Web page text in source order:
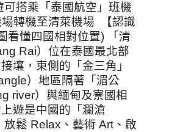
搭乘「泰國航空」班機
轉機至清萊機場 【認識
看懂四國相對位置) 「清
Rai）位在泰國最北部
壤，東側的「金三角」
）地區隔著「湄公
river）與緬甸及寮國相
遊是中國的「瀾滄
放鬆 Relax、藝術 Art、啟